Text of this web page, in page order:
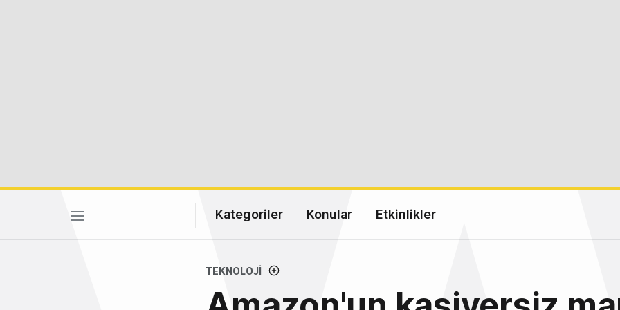
Kategoriler Konular Etkinlikler
TEKNOLOJI